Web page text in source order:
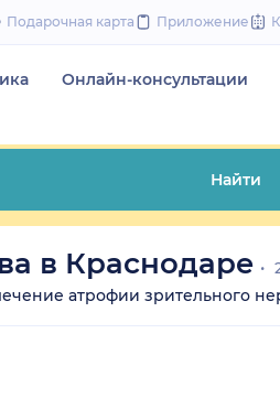
to
Подарочная карта Приложение
Онлайн-консультации
Найти
в Краснодаре
атрофии зрительного